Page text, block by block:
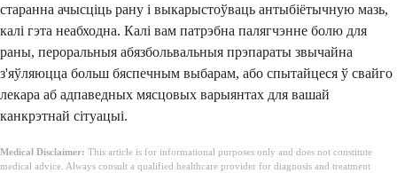
старанна ачысціць рану і выкарыстоўваць антыбіётычную мазь,
калі гэта неабходна. Калі вам патрэбна палягчэнне болю для
раны, пероральныя абязбольвальныя прэпараты звычайна
з'яўляюцца больш бяспечным выбарам, або спытайцеся ў свайго
лекара аб адпаведных мясцовых варыянтах для вашай
канкрэтнай сітуацыі.
Medical Disclaimer: This article is for informational purposes only and does not constitute
medical advice. Always consult a qualified healthcare provider for diagnosis and treatment